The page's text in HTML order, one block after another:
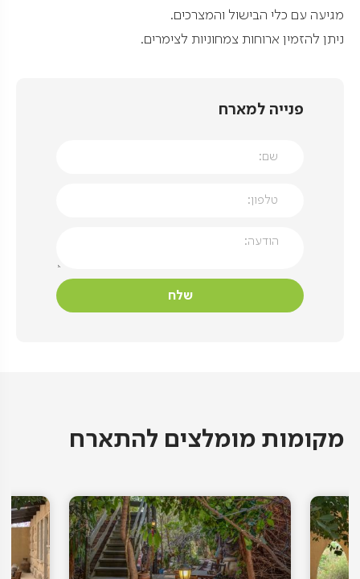
מגיעה עם כלי הבישול והמצרכים.
ניתן להזמין ארוחות צמחוניות לצימרים.
פנייה למארח
מקומות מומלצים להתארח